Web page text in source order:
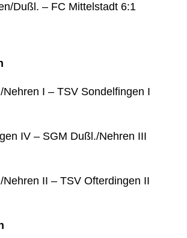
Dußl. – FC Mittelstadt 6:1
Nehren I – TSV Sondelfingen I
IV – SGM Dußl./Nehren III
Nehren II – TSV Ofterdingen II